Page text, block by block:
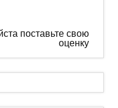
поставьте свою
оценку